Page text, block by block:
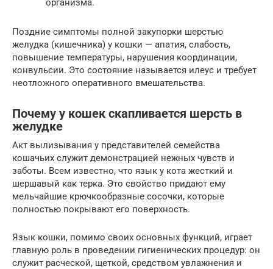
организма.
Поздние симптомы полной закупорки шерстью
желудка (кишечника) у кошки — апатия, слабость,
повышение температуры, нарушения координации,
конвульсии. Это состояние называется илеус и требует
неотложного оперативного вмешательства.
Почему у кошек скапливается шерсть в
желудке
Акт вылизывания у представителей семейства
кошачьих служит демонстрацией нежных чувств и
заботы. Всем известно, что язык у кота жесткий и
шершавый как терка. Это свойство придают ему
мельчайшие крючкообразные сосочки, которые
полностью покрывают его поверхность.
Язык кошки, помимо своих основных функций, играет
главную роль в проведении гигиенических процедур: он
служит расческой, щеткой, средством увлажнения и